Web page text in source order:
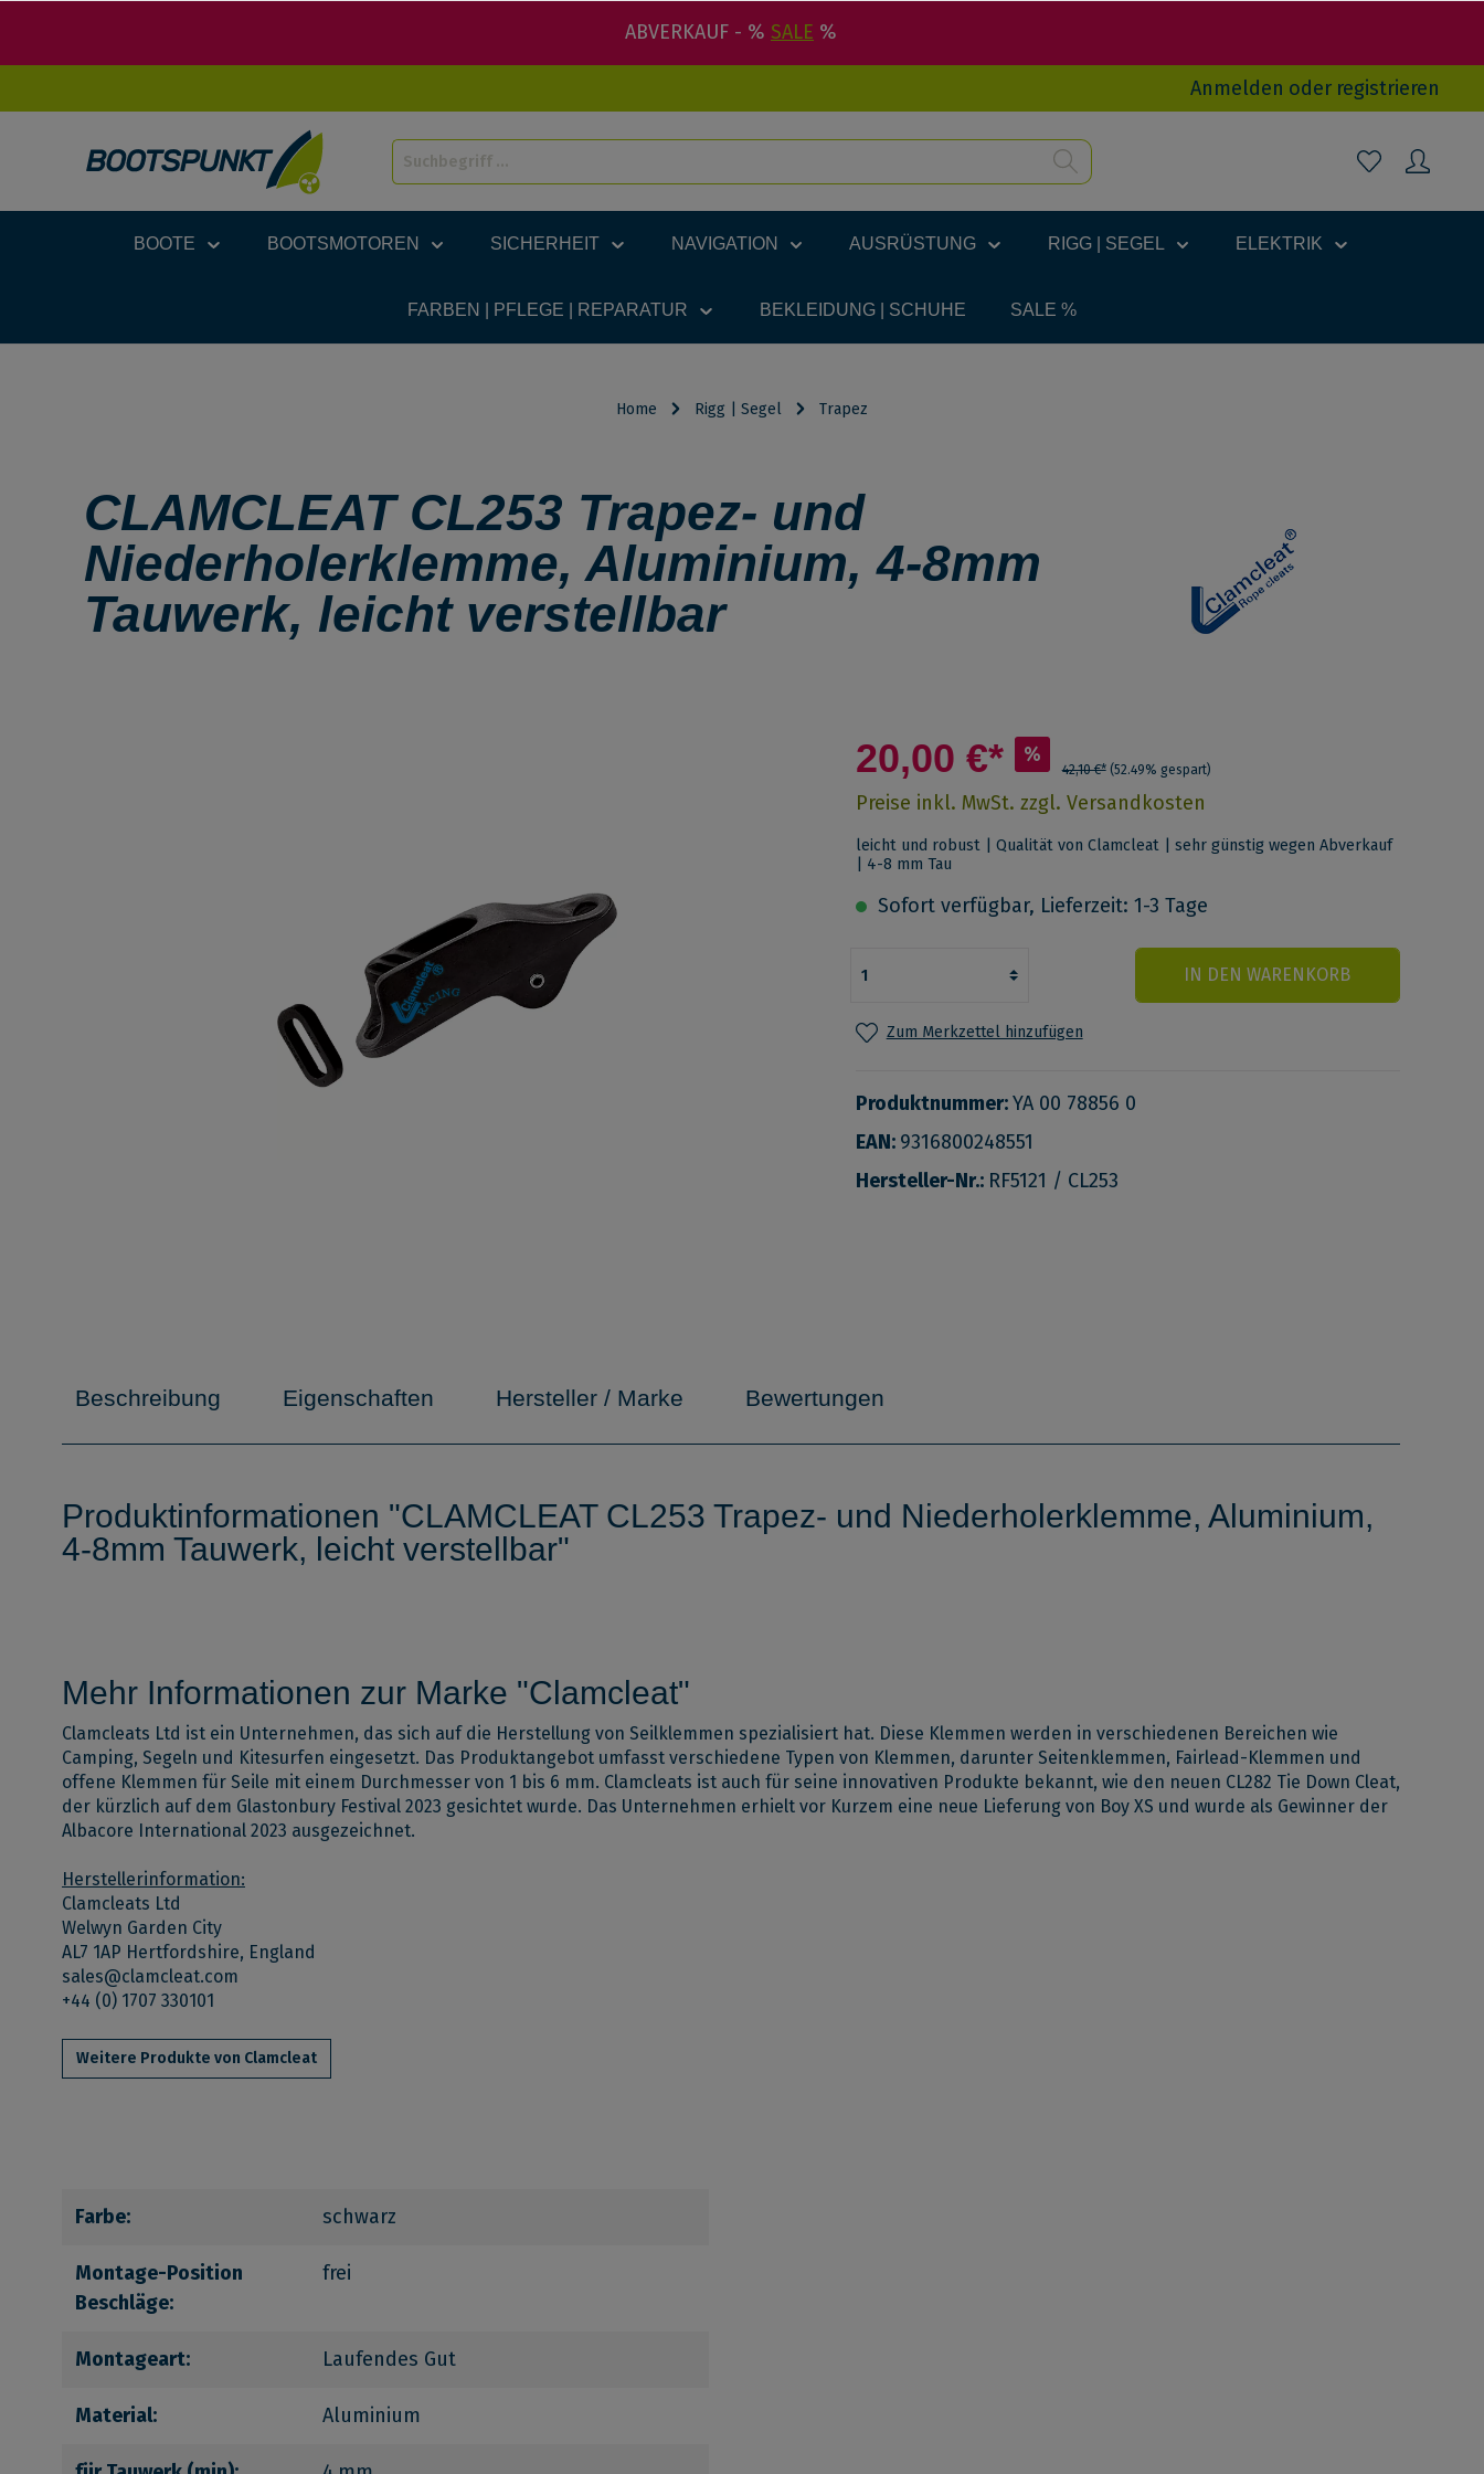
ABVERKAUF - % SALE %
Anmelden oder registrieren
BOOTE BOOTSMOTOREN SICHERHEIT NAVIGATION AUSRÜSTUNG RIGG | SEGEL ELEKTRIK
FARBEN | PFLEGE | REPARATUR BEKLEIDUNG | SCHUHE SALE %
Home Rigg | Segel Trapez
CLAMCLEAT CL253 Trapez- und
Niederholerklemme, Aluminium, 4-8mm
Tauwerk, leicht verstellbar
20,00 €* %
42,10 €* (52.49% gespart)
Preise inkl. MwSt. zzgl. Versandkosten
leicht und robust | Qualität von Clamcleat | sehr günstig wegen Abverkauf
| 4-8 mm Tau
Sofort verfügbar, Lieferzeit: 1-3 Tage
IN DEN WARENKORB
Zum Merkzettel hinzufügen
Produktnummer:YA 00 78856 0
EAN: 9316800248551
Hersteller-Nr.: RF5121 / CL253
Beschreibung Eigenschaften Hersteller / Marke Bewertungen
Produktinformationen "CLAMCLEAT CL253 Trapez- und Niederholerklemme, Aluminium,
4-8mm Tauwerk, leicht verstellbar"
Mehr Informationen zur Marke "Clamcleat"
Clamcleats Ltd ist ein Unternehmen, das sich auf die Herstellung von Seilklemmen spezialisiert hat. Diese Klemmen werden in verschiedenen Bereichen wie
Camping, Segeln und Kitesurfen eingesetzt. Das Produktangebot umfasst verschiedene Typen von Klemmen, darunter Seitenklemmen, Fairlead-Klemmen und
offene Klemmen für Seile mit einem Durchmesser von 1 bis 6 mm. Clamcleats ist auch für seine innovativen Produkte bekannt, wie den neuen CL282 Tie Down Cleat,
der kürzlich auf dem Glastonbury Festival 2023 gesichtet wurde. Das Unternehmen erhielt vor Kurzem eine neue Lieferung von Boy XS und wurde als Gewinner der
Albacore International 2023 ausgezeichnet.
Herstellerinformation:
Clamcleats Ltd
Welwyn Garden City
AL7 1AP Hertfordshire, England
sales@clamcleat.com
+44 (0) 1707 330101
Weitere Produkte von Clamcleat
Farbe: schwarz
Montage-Position
Beschläge:
frei
Montageart: Laufendes Gut
Material: Aluminium